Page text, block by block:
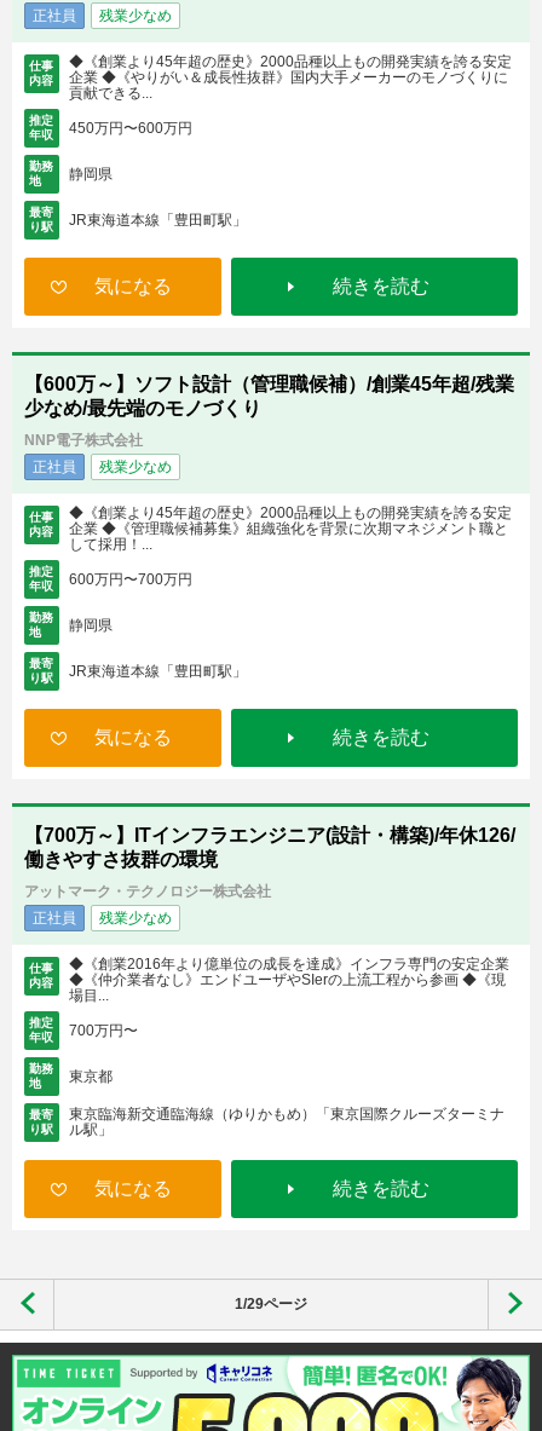
正社員
残業少なめ
仕事
内容
◆《創業より45年超の歴史》2000品種以上もの開発実績を誇る安定
企業 ◆《やりがい＆成長性抜群》国内大手メーカーのモノづくりに
貢献できる...
推定
年収
450万円〜600万円
勤務
地
静岡県
最寄
り駅
JR東海道本線「豊田町駅」
気になる 続きを読む
【600万～】ソフト設計（管理職候補）/創業45年超/残業
少なめ/最先端のモノづくり
NNP電子株式会社
正社員
残業少なめ
仕事
内容
◆《創業より45年超の歴史》2000品種以上もの開発実績を誇る安定
企業 ◆《管理職候補募集》組織強化を背景に次期マネジメント職と
して採用！...
推定
年収
600万円〜700万円
勤務
地
静岡県
最寄
り駅
JR東海道本線「豊田町駅」
気になる 続きを読む
【700万～】ITインフラエンジニア(設計・構築)/年休126/
働きやすさ抜群の環境
アットマーク・テクノロジー株式会社
正社員
残業少なめ
仕事
内容
◆《創業2016年より億単位の成長を達成》インフラ専門の安定企業
◆《仲介業者なし》エンドユーザやSIerの上流工程から参画 ◆《現
場目...
推定
年収
700万円〜
勤務
地
東京都
最寄
り駅
東京臨海新交通臨海線（ゆりかもめ）「東京国際クルーズターミナ
ル駅」
気になる 続きを読む
1/29ページ